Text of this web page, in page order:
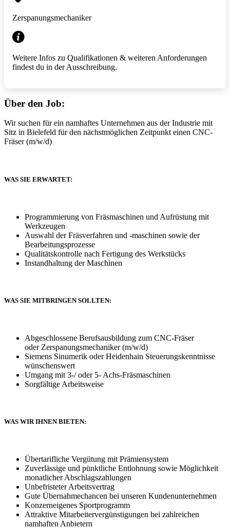
Zerspanungsmechaniker
Weitere Infos zu Qualifikationen & weiteren Anforderungen
findest du in der Ausschreibung.
Über den Job:
Wir suchen für ein namhaftes Unternehmen aus der Industrie mit
Sitz in Bielefeld für den nächstmöglichen Zeitpunkt einen CNC-
Fräser (m/w/d)
WAS SIE ERWARTET:
Programmierung von Fräsmaschinen und Aufrüstung mit
Werkzeugen
Auswahl der Fräsverfahren und -maschinen sowie der
Bearbeitungsprozesse
Qualitätskontrolle nach Fertigung des Werkstücks
Instandhaltung der Maschinen
WAS SIE MITBRINGEN SOLLTEN:
Abgeschlossene Berufsausbildung zum CNC-Fräser
oder Zerspanungsmechaniker (m/w/d)
Siemens Sinumerik oder Heidenhain Steuerungskenntnisse
wünschenswert
Umgang mit 3-/ oder 5- Achs-Fräsmaschinen
Sorgfältige Arbeitsweise
WAS WIR IHNEN BIETEN:
Übertarifliche Vergütung mit Prämiensystem
Zuverlässige und pünktliche Entlohnung sowie Möglichkeit
monatlicher Abschlagszahlungen
Unbefristeter Arbeitsvertrag
Gute Übernahmechancen bei unseren Kundenunternehmen
Konzerneigenes Sportprogramm
Attraktive Mitarbeitervergünstigungen bei zahlreichen
namhaften Anbietern